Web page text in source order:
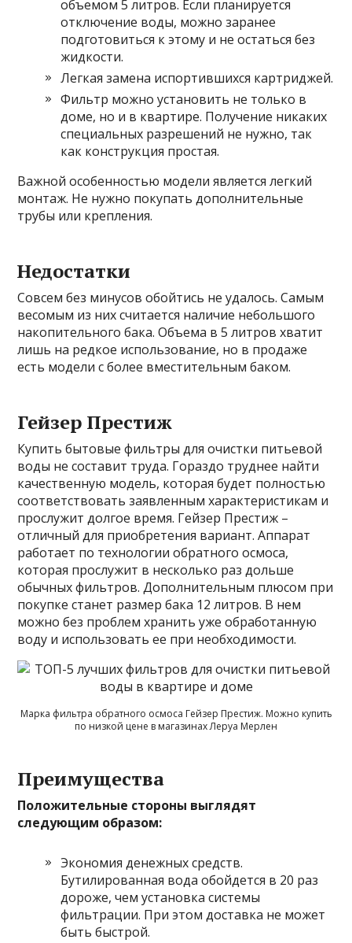
объемом 5 литров. Если планируется
отключение воды, можно заранее
подготовиться к этому и не остаться без
жидкости.
Легкая замена испортившихся картриджей.
Фильтр можно установить не только в
доме, но и в квартире. Получение никаких
специальных разрешений не нужно, так
как конструкция простая.
Важной особенностью модели является легкий
монтаж. Не нужно покупать дополнительные
трубы или крепления.
Недостатки
Совсем без минусов обойтись не удалось. Самым
весомым из них считается наличие небольшого
накопительного бака. Объема в 5 литров хватит
лишь на редкое использование, но в продаже
есть модели с более вместительным баком.
Гейзер Престиж
Купить бытовые фильтры для очистки питьевой
воды не составит труда. Гораздо труднее найти
качественную модель, которая будет полностью
соответствовать заявленным характеристикам и
прослужит долгое время. Гейзер Престиж –
отличный для приобретения вариант. Аппарат
работает по технологии обратного осмоса,
которая прослужит в несколько раз дольше
обычных фильтров. Дополнительным плюсом при
покупке станет размер бака 12 литров. В нем
можно без проблем хранить уже обработанную
воду и использовать ее при необходимости.
Марка фильтра обратного осмоса Гейзер Престиж. Можно купить
по низкой цене в магазинах Леруа Мерлен
Преимущества
Положительные стороны выглядят
следующим образом:
Экономия денежных средств.
Бутилированная вода обойдется в 20 раз
дороже, чем установка системы
фильтрации. При этом доставка не может
быть быстрой.